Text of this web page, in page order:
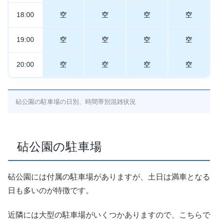
18:00 空 空 空 空
19:00 空 空 空 空
20:00 空 空 空 空
砧公園の駐車場の日別、時間帯別混雑状況
砧公園の駐車場
砧公園には付属の駐車場がありますが、土日は満車となる
日も多いのが特徴です。
近隣には大型の駐車場がいくつかありますので、こちらで